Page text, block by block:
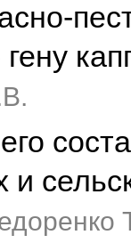
и